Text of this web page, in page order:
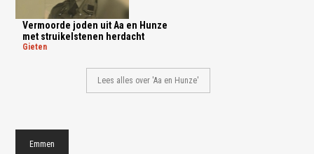
Vermoorde joden uit Aa en Hunze
met struikelstenen herdacht
gieten
Lees alles over 'Aa en Hunze'
Emmen